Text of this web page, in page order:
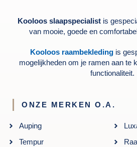
Kooloos slaapspecialist is
van mooie, goede en
Kooloos raambekleding is
mogelijkheden om je ramen aan te
functionaliteit.
ONZE MERKEN O.A.
Auping
Tempur